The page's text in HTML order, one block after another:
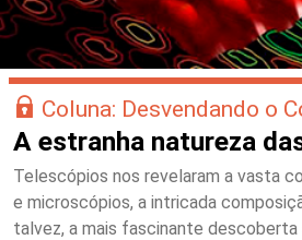
Coluna: Desvendando o
A estranha natureza
Telescópios nos revelaram a vasta
e microscópios, a intricada
talvez, a mais fascinante descoberta